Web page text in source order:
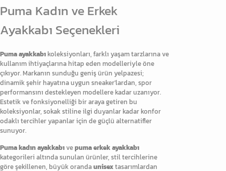
Puma Kadın ve Erkek
Ayakkabı Seçenekleri
Puma ayakkabıkoleksiyonları, farklı yaşam tarzlarına ve
kullanım ihtiyaçlarına hitap eden modelleriyle öne
çıkıyor. Markanın sunduğu geniş ürün yelpazesi;
dinamik şehir hayatına uygun sneaker'lardan, spor
performansını destekleyen modellere kadar uzanıyor.
Estetik ve fonksiyonelliği bir araya getiren bu
koleksiyonlar, sokak stiline ilgi duyanlar kadar konfor
odaklı tercihler yapanlar için de güçlü alternatifler
sunuyor.
Puma kadın ayakkabıvepuma erkek ayakkabı
kategorileri altında sunulan ürünler, stil tercihlerine
göre şekillenen, büyük orandaunisextasarımlardan